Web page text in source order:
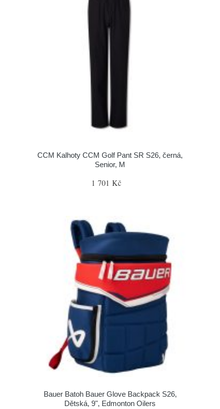
CCM Kalhoty CCM Golf Pant SR S26, černá,
Senior, M
1 701 Kč
Bauer Batoh Bauer Glove Backpack S26,
Dětská, 9", Edmonton Oilers